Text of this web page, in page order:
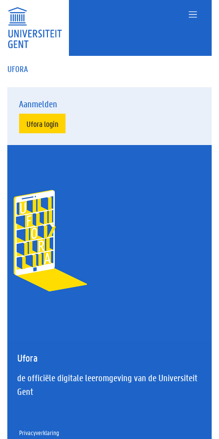
UFORA
Aanmelden
Ufora login
Ufora
de officiële digitale leeromgeving van de Universiteit
Gent
Privacyverklaring